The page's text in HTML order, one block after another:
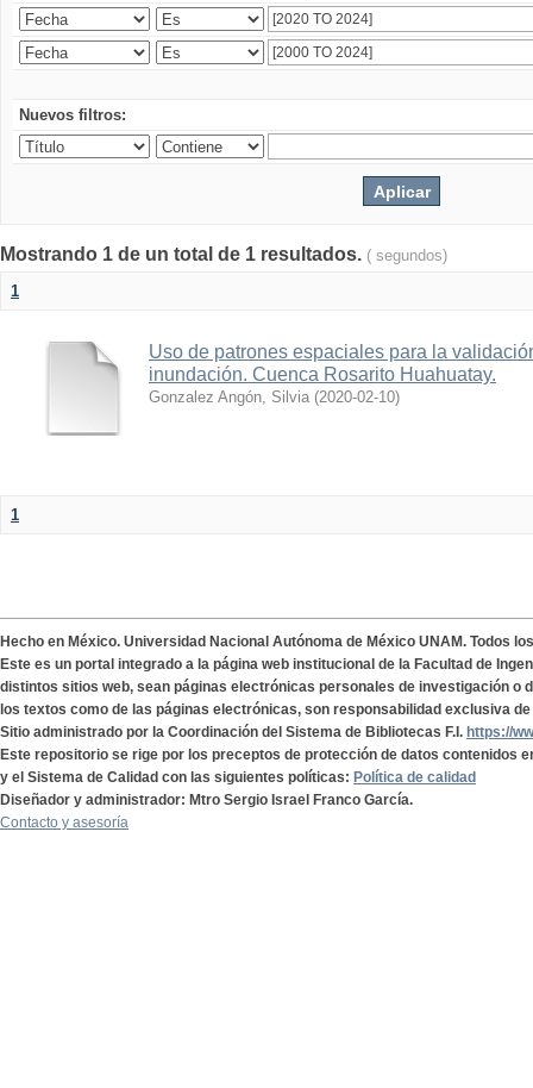
Nuevos filtros:
Mostrando 1 de un total de 1 resultados. ( segundos)
1
Uso de patrones espaciales para la
inundación. Cuenca Rosarito Huahuatay.
Gonzalez Angón, Silvia (2020-02-10)
1
Hecho en México. Universidad Nacional Autónoma de México UNAM. Todos
Este es un portal integrado a la página web institucional de la Facultad de
distintos sitios web, sean páginas electrónicas personales de investigación o
los textos como de las páginas electrónicas, son responsabilidad exclusiva
Sitio administrado por la Coordinación del Sistema de Bibliotecas F.I. https://
Este repositorio se rige por los preceptos de protección de datos contenidos
y el Sistema de Calidad con las siguientes políticas: Política de calidad
Diseñador y administrador: Mtro Sergio Israel Franco García.
Contacto y asesoría